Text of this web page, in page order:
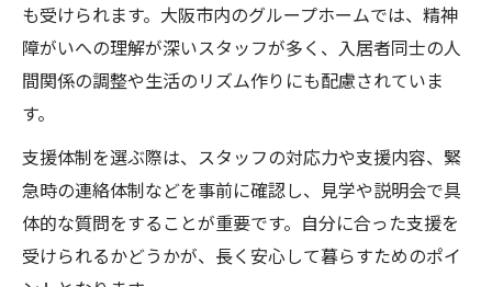
も受けられます。大阪市内のグループホームでは、精神
障がいへの理解が深いスタッフが多く、入居者同士の人
間関係の調整や生活のリズム作りにも配慮されていま
す。
支援体制を選ぶ際は、スタッフの対応力や支援内容、緊
急時の連絡体制などを事前に確認し、見学や説明会で具
体的な質問をすることが重要です。自分に合った支援を
受けられるかどうかが、長く安心して暮らすためのポイ